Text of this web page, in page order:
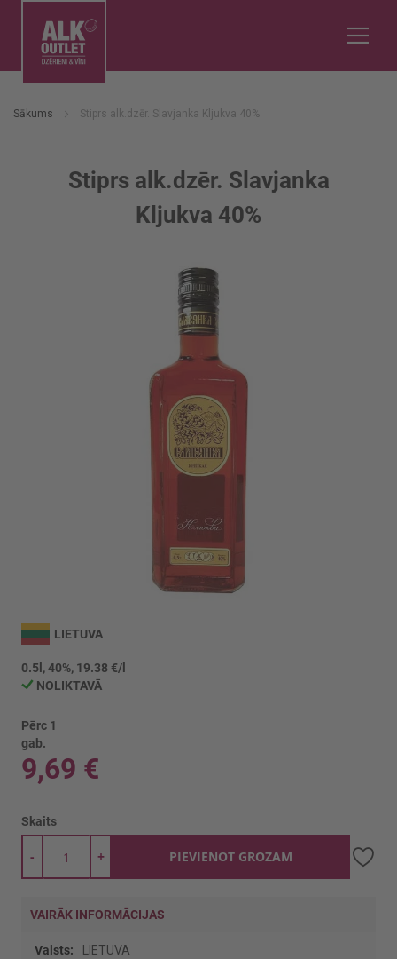
Sākums Stiprs alk.dzēr. Slavjanka Kljukva 40%
Stiprs alk.dzēr. Slavjanka
Kljukva 40%
uz
galerijas
sākumu
LIETUVA
0.5l, 40%, 19.38 €/l
NOLIKTAVĀ
Pērc 1
gab.
9,69 €
Skaits
+
- PIEVIENOT GROZAM
VAIRĀK INFORMĀCIJAS
Vairāk
LIETUVA